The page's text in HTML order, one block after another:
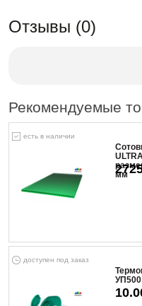
Отзывы (0)
Рекомендуемые
есть в наличии
мм
доступен под заказ